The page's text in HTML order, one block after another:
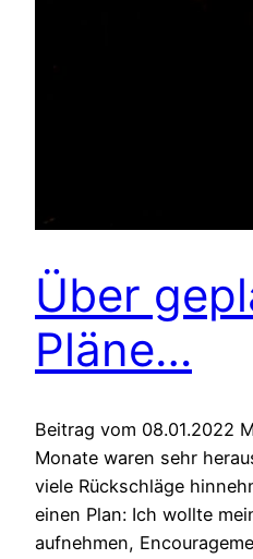
Über
Pläne…
Beitrag vom 08.01.2022
Monate waren sehr
viele Rückschläge
einen Plan: Ich wollte
aufnehmen,